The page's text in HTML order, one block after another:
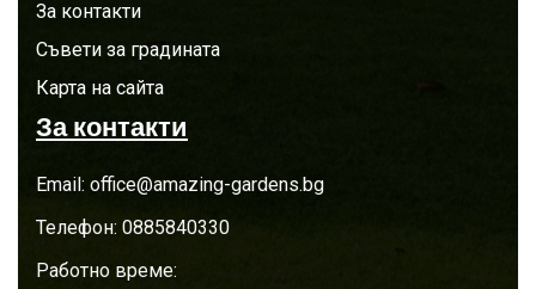
За контакти
Съвети за градината
Карта на сайта
За контакти
Email: office@amazing-gardens.bg
Телефон: 0885840330
Работно време: